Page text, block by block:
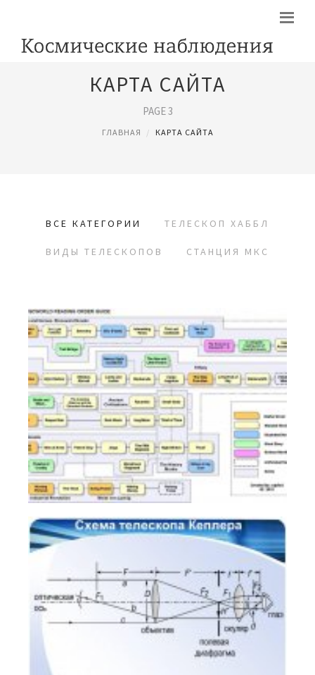
КАРТА САЙТА
PAGE 3
ГЛАВНАЯ КАРТА САЙТА
ВСЕ КАТЕГОРИИ ТЕЛЕСКОП ХАББЛ
ВИДЫ ТЕЛЕСКОПОВ СТАНЦИЯ МКС